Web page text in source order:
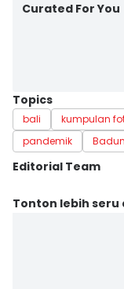
Curated For You
Topics
bali kumpulan
pandemik
Editorial Team
Editor
Tonton lebih seru